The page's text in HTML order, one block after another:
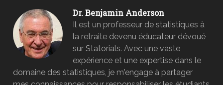
Dr. Benjamin Anderson
Il est un professeur de statistiques à
la retraite devenu éducateur dévoué
sur Statorials. Avec une vaste
expérience et une expertise dans le
domaine des statistiques, je m'engage à partager